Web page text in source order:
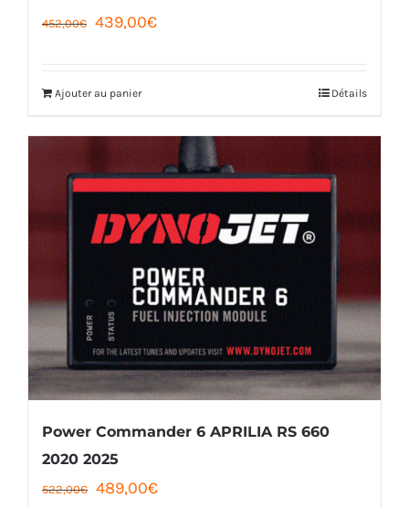
du
452,00 €
Le
était :
452,00€.
439,00€Le
439,00€.
Ajouter au panier Détails
Power Commander 6 APRILIA RS 660
2020 2025
522,00€
Le
489,00€Le